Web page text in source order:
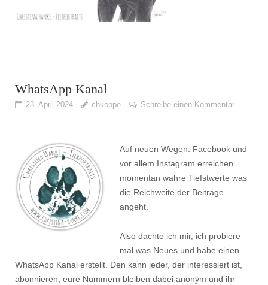
WhatsApp Kanal
23. April 2024 chkoppe Schreibe einen Kommentar
Auf neuen Wegen. Facebook und
vor allem Instagram erreichen
momentan wahre Tiefstwerte was
die Reichweite der Beiträge
angeht.
Also dachte ich mir, ich probiere
mal was Neues und habe einen
WhatsApp Kanal erstellt. Den kann jeder, der interessiert ist,
abonnieren, eure Nummern bleiben dabei anonym und ihr